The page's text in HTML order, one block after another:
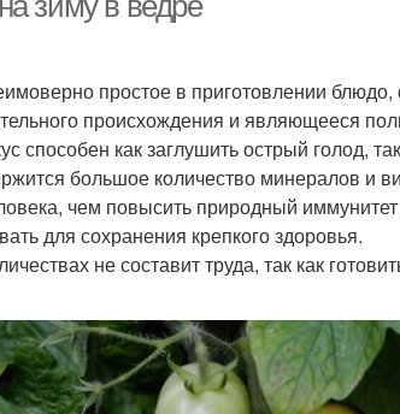
простое в приготовлении блюдо,
происхождения и являющееся
способен как заглушить острый голод,
большое количество минералов и
чем повысить природный
для сохранения крепкого здоровья.
не составит труда, так как